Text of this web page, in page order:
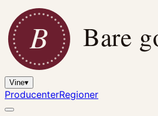
B Bare
Vine▾
ProducenterRegioner